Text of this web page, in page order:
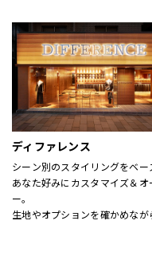
ディファレンス
シーン別のスタイリングをベー
あなた好みにカスタマイズ＆オ
ー。
生地やオプションを確かめなが